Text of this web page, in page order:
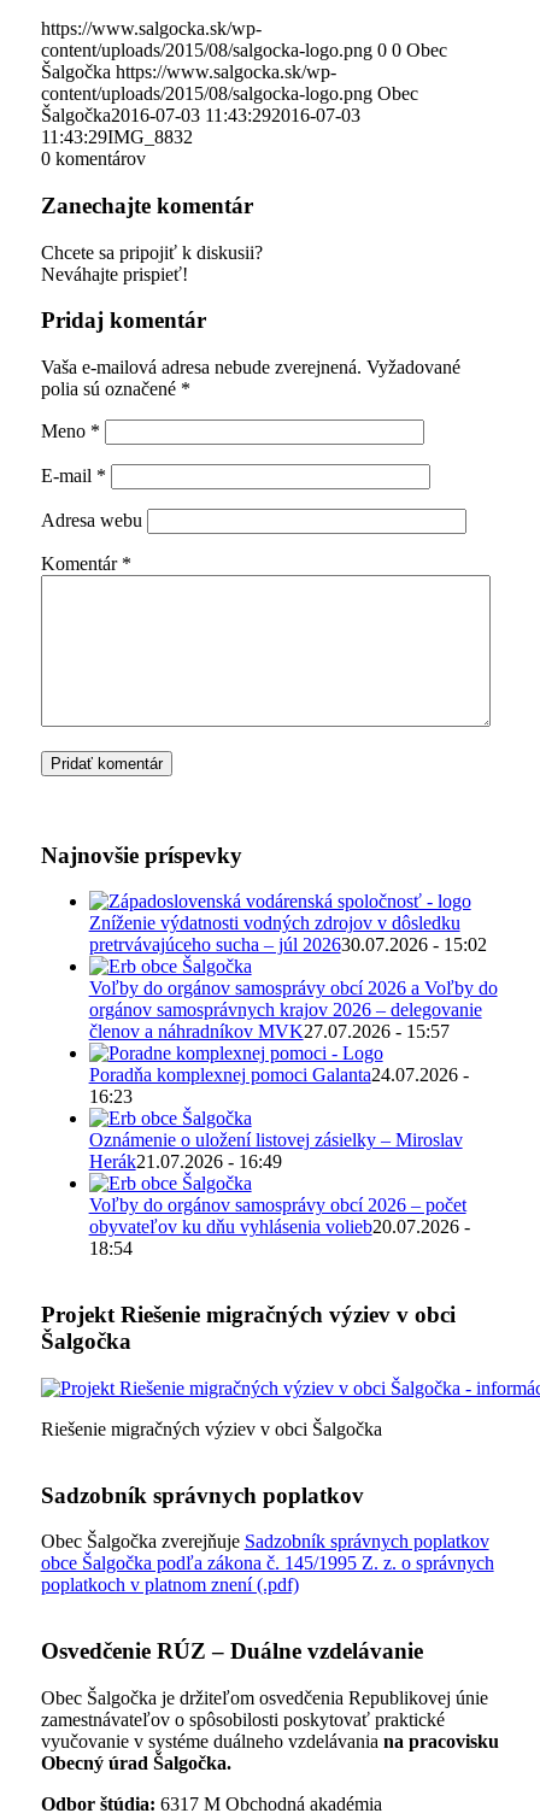
https://www.salgocka.sk/wp-
content/uploads/2015/08/salgocka-logo.png 0 0 Obec
Šalgočka https://www.salgocka.sk/wp-
content/uploads/2015/08/salgocka-logo.png Obec
Šalgočka2016-07-03 11:43:292016-07-03
11:43:29IMG_8832
0 komentárov
Zanechajte komentár
Chcete sa pripojiť k diskusii?
Neváhajte prispieť!
Pridaj komentár
Vaša e-mailová adresa nebude zverejnená. Vyžadované
polia sú označené *
Meno *
E-mail *
Adresa webu
Komentár *
Najnovšie príspevky
Zníženie výdatnosti vodných zdrojov v dôsledku
pretrvávajúceho sucha – júl 202630.07.2026 - 15:02
Voľby do orgánov samosprávy obcí 2026 a Voľby do
orgánov samosprávnych krajov 2026 – delegovanie
členov a náhradníkov MVK27.07.2026 - 15:57
Poradňa komplexnej pomoci Galanta24.07.2026 -
16:23
Oznámenie o uložení listovej zásielky – Miroslav
Herák21.07.2026 - 16:49
Voľby do orgánov samosprávy obcí 2026 – počet
obyvateľov ku dňu vyhlásenia volieb20.07.2026 -
18:54
Projekt Riešenie migračných výziev v obci
Šalgočka
Riešenie migračných výziev v obci Šalgočka
Sadzobník správnych poplatkov
Obec Šalgočka zverejňuje Sadzobník správnych poplatkov
obce Šalgočka podľa zákona č. 145/1995 Z. z. o správnych
poplatkoch v platnom znení (.pdf)
Osvedčenie RÚZ – Duálne vzdelávanie
Obec Šalgočka je držiteľom osvedčenia Republikovej únie
zamestnávateľov o spôsobilosti poskytovať praktické
vyučovanie v systéme duálneho vzdelávania na pracovisku
Obecný úrad Šalgočka.
Odbor štúdia: 6317 M Obchodná akadémia